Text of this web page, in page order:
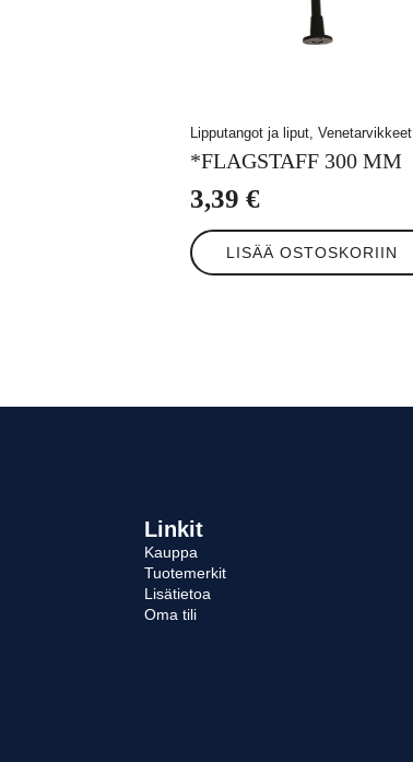
Lipputangot ja liput, Venetarvikkeet
*FLAGSTAFF 300 MM
3,39 €
LISÄÄ OSTOSKORIIN
Linkit
Kauppa
Tuotemerkit
Lisätietoa
Oma tili